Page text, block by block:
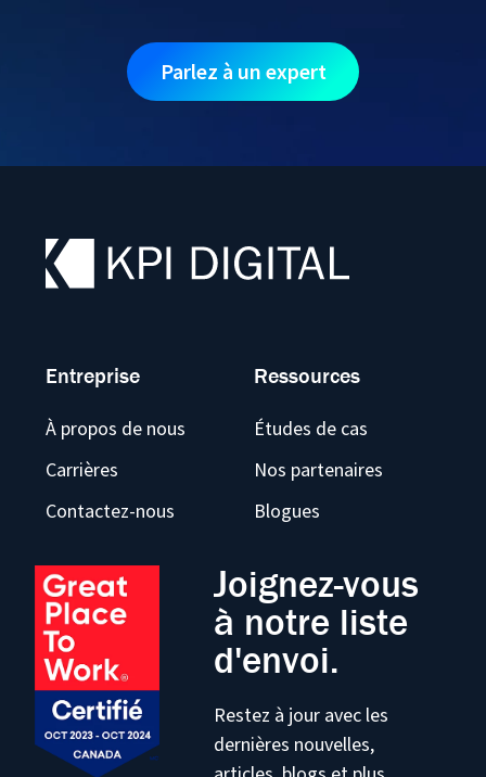
Parlez à un expert
Entreprise
À propos de nous
Carrières
Contactez-nous
Ressources
Études de cas
Nos partenaires
Blogues
Joignez-vous
à notre liste
d'envoi.
Restez à jour avec les
dernières nouvelles,